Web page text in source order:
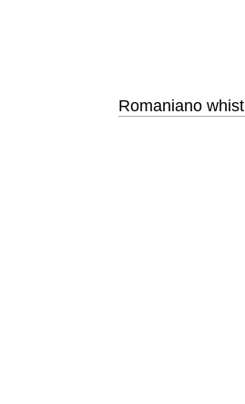
Romaniano whist